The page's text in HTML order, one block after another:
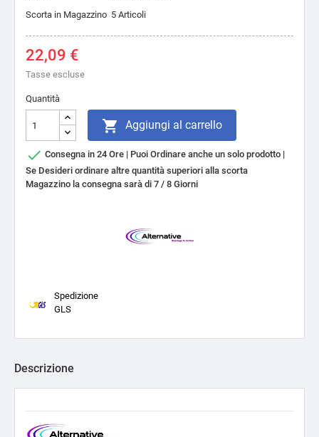
Scorta in Magazzino 5 Articoli
22,09 €
Tasse escluse
Quantità
 Aggiungi al carrello
 Consegna in 24 Ore | Puoi Ordinare anche un solo prodotto |
Se Desideri ordinare altre quantità superiori alla scorta
Magazzino la consegna sarà di 7 / 8 Giorni
Spedizione
GLS
Descrizione